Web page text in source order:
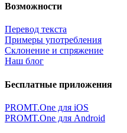
Возможности
Перевод текста
Примеры употребления
Склонение и спряжение
Наш блог
Бесплатные приложения
PROMT.One для iOS
PROMT.One для Android